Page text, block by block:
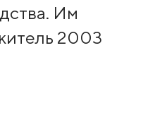
Им
2003